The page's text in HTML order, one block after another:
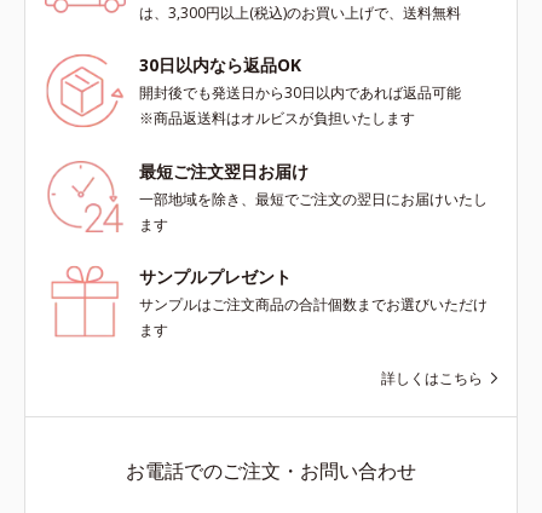
は、3,300円以上(税込)のお買い上げで、送料無料
30日以内なら返品OK
開封後でも発送日から30日以内であれば返品可能
※商品返送料はオルビスが負担いたします
最短ご注文翌日お届け
一部地域を除き、最短でご注文の翌日にお届けいたし
ます
サンプルプレゼント
サンプルはご注文商品の合計個数までお選びいただけ
ます
詳しくはこちら
お電話でのご注文・お問い合わせ